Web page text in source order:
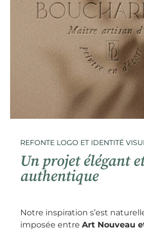
REFONTE LOGO ET IDENTITÉ
Un projet élégant
authentique
Notre inspiration s’est
imposée entre Art Nouveau